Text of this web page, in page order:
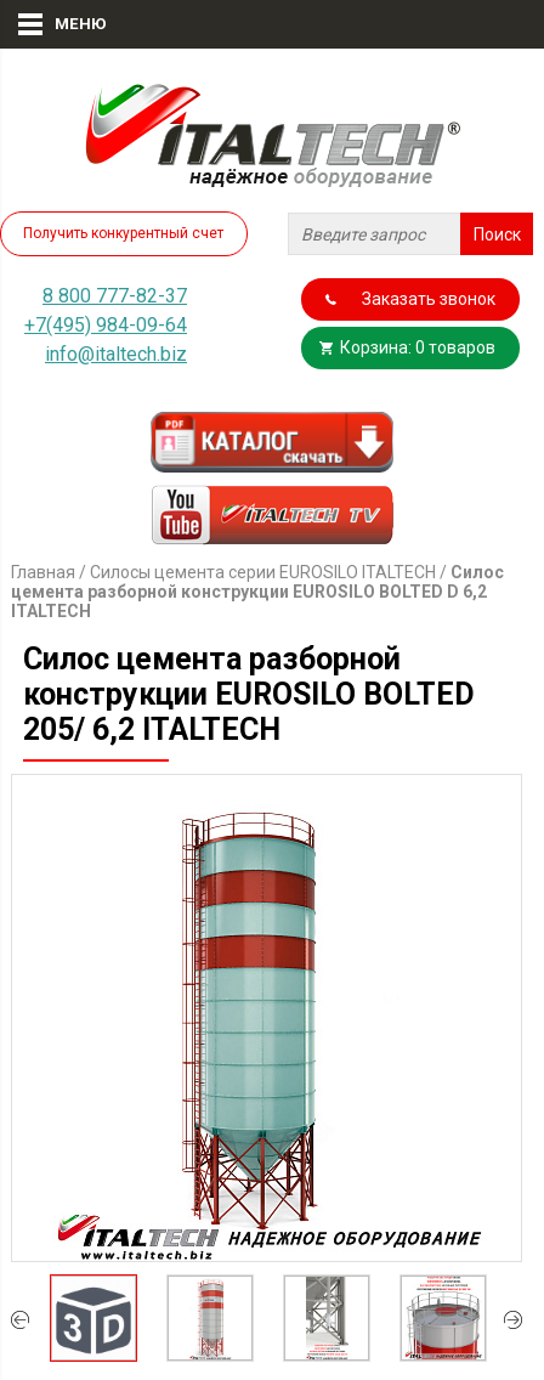
МЕНЮ
Получить конкурентный счет
8 800 777-82-37
+7(495) 984-09-64
info@italtech.biz
Заказать звонок
Корзина: 0 товаров
Главная / Силосы цемента серии EUROSILO ITALTECH / Силос
цемента разборной конструкции EUROSILO BOLTED D 6,2
ITALTECH
Силос цемента разборной
конструкции EUROSILO BOLTED
205/ 6,2 ITALTECH